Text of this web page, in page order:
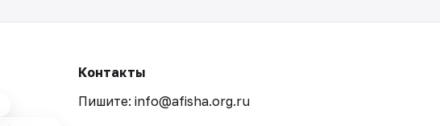
Контакты
Пишите: info@afisha.org.ru